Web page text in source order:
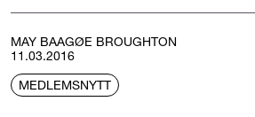
MAY BAAGØE BROUGHTON
11.03.2016
MEDLEMSNYTT